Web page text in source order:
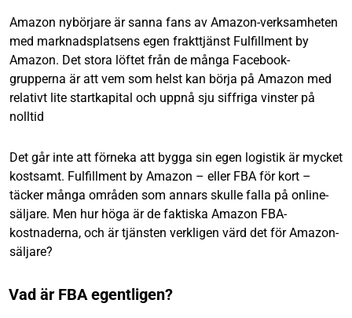
Amazon nybörjare är sanna fans av Amazon-verksamheten
med marknadsplatsens egen frakttjänst Fulfillment by
Amazon. Det stora löftet från de många Facebook-
grupperna är att vem som helst kan börja på Amazon med
relativt lite startkapital och uppnå sju siffriga vinster på
nolltid
Det går inte att förneka att bygga sin egen logistik är mycket
kostsamt. Fulfillment by Amazon – eller FBA för kort –
täcker många områden som annars skulle falla på online-
säljare. Men hur höga är de faktiska Amazon FBA-
kostnaderna, och är tjänsten verkligen värd det för Amazon-
säljare?
Vad är FBA egentligen?